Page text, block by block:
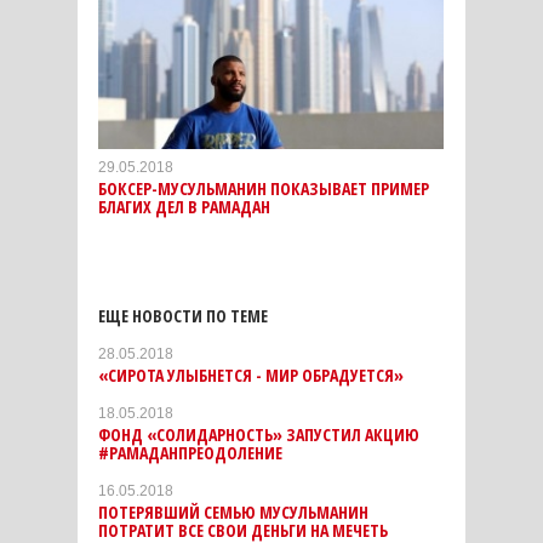
29.05.2018
БОКСЕР-МУСУЛЬМАНИН ПОКАЗЫВАЕТ ПРИМЕР
БЛАГИХ ДЕЛ В РАМАДАН
ЕЩЕ НОВОСТИ ПО ТЕМЕ
28.05.2018
«СИРОТА УЛЫБНЕТСЯ - МИР ОБРАДУЕТСЯ»
18.05.2018
ФОНД «СОЛИДАРНОСТЬ» ЗАПУСТИЛ АКЦИЮ
#РАМАДАНПРЕОДОЛЕНИЕ
16.05.2018
ПОТЕРЯВШИЙ СЕМЬЮ МУСУЛЬМАНИН
ПОТРАТИТ ВСЕ СВОИ ДЕНЬГИ НА МЕЧЕТЬ